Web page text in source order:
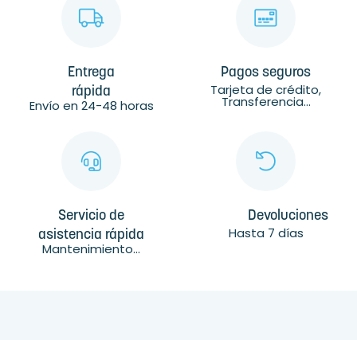
Entrega
rápida
Envío en 24-48 horas
Pagos seguros
Tarjeta de crédito,
Transferencia...
Servicio de
asistencia rápida
Mantenimiento...
Devoluciones
Hasta 7 días